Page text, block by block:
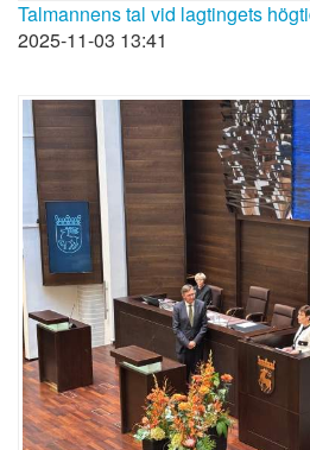
Talmannens tal vid lagtingets
2025-11-03 13:41